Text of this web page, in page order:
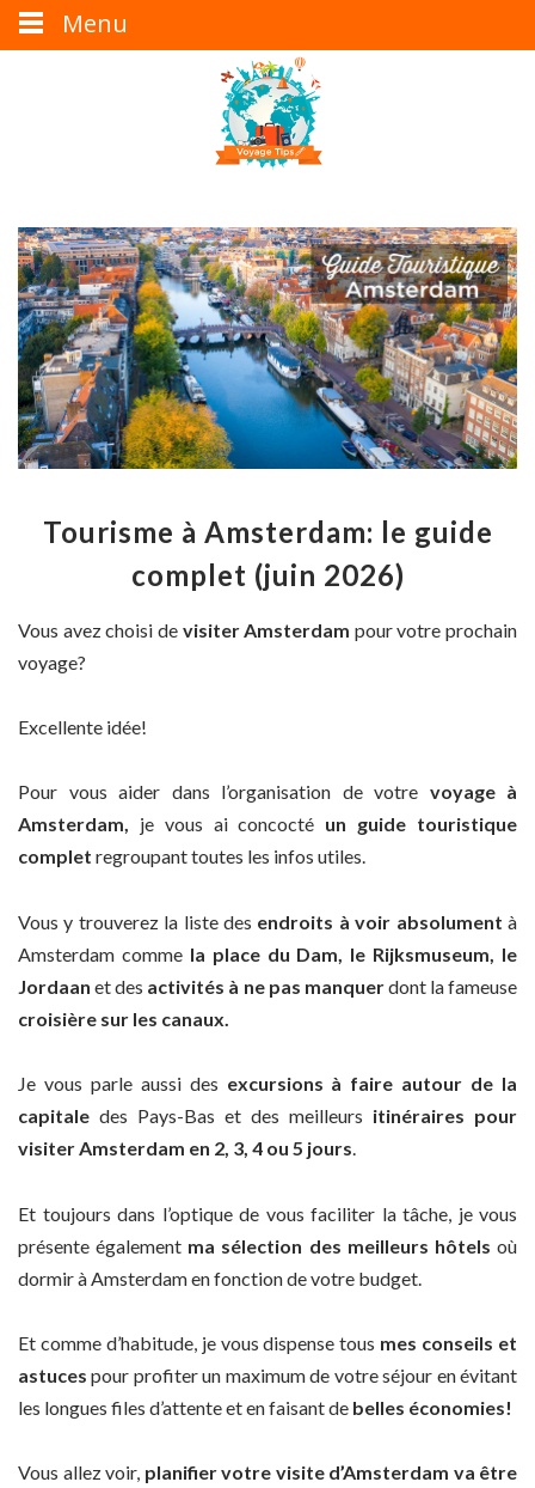
Tourisme à Amsterdam: le guide
complet (juin 2026)
Vous avez choisi de visiter Amsterdam pour votre prochain
voyage?
Excellente idée!
Pour vous aider dans l’organisation de votre voyage à
Amsterdam, je vous ai concocté un guide touristique
complet regroupant toutes les infos utiles.
Vous y trouverez la liste des endroits à voir absolument à
Amsterdam comme la place du Dam, le Rijksmuseum, le
Jordaan et des activités à ne pas manquerdont la fameuse
croisière sur les canaux.
Je vous parle aussi des excursions à faire autour de la
capitale des Pays-Bas et des meilleurs itinéraires pour
visiter Amsterdam en 2, 3, 4 ou 5 jours.
Et toujours dans l’optique de vous faciliter la tâche, je vous
présente également ma sélection des meilleurs hôtels où
dormir à Amsterdam en fonction de votre budget.
Et comme d’habitude, je vous dispense tous mes conseils et
astuces pour profiter un maximum de votre séjour en évitant
les longues files d’attente et en faisant de belles économies!
Vous allez voir, planifier votre visite d’Amsterdam va être
Menu